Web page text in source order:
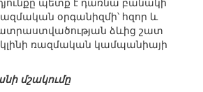
օրգանիզմի՝ հզոր և
ձևից շատ
ռազմական կամպանիայի
մշակումը